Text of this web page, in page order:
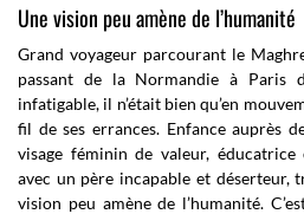
Une vision peu amène de l’humanité
Grand voyageur parcourant le
passant de la Normandie à Paris
infatigable, il n’était bien qu’en
fil de ses errances. Enfance auprès
visage féminin de valeur,
avec un père incapable et déserteur,
vision peu amène de l’humanité.